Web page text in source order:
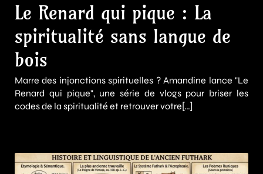
Le Renard qui pique : La
spiritualité sans langue de
bois
Marre des injonctions spirituelles ? Amandine lance "Le
Renard qui pique", une série de vlogs pour briser les
codes de la spiritualité et retrouver votre[…]